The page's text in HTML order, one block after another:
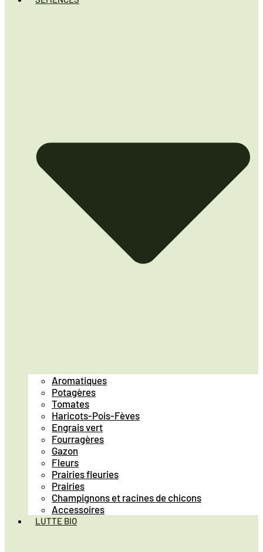
Aromatiques
Potagères
Tomates
Haricots-Pois-Fèves
Engrais vert
Fourragères
Gazon
Fleurs
Prairies fleuries
Prairies
Champignons et racines de chicons
Accessoires
LUTTE BIO